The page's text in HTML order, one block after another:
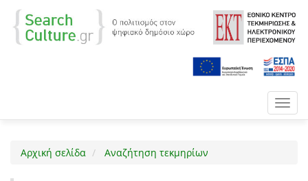
Αρχική σελίδα Αναζήτηση τεκμηρίων